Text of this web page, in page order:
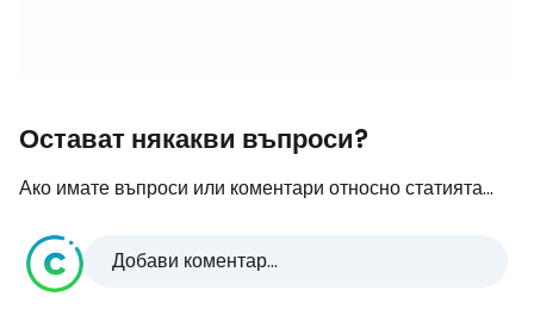
Остават някакви въпроси?
Ако имате въпроси или коментари относно статията...
Добави коментар...